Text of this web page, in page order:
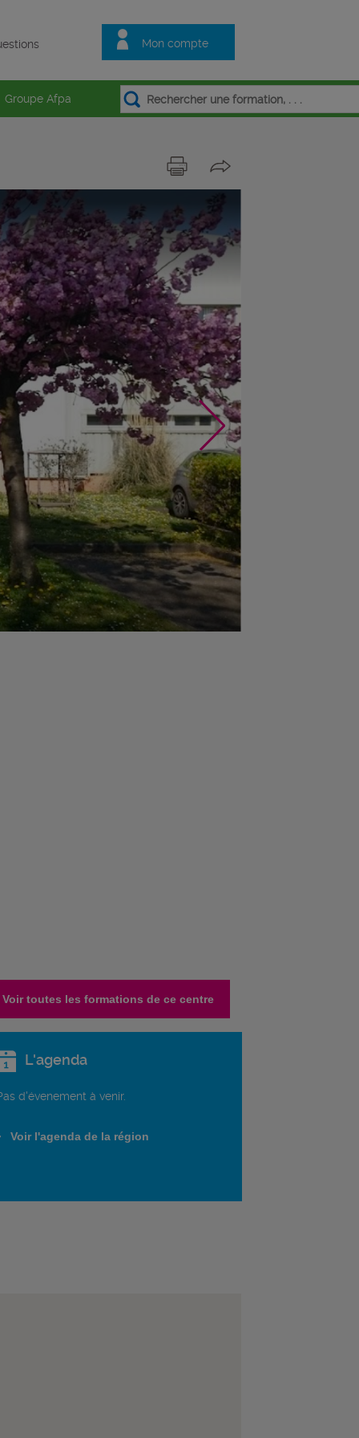
Mon compte
Groupe Afpa
Voir toutes les formations de ce centre
L'agenda
d'évenement à venir.
Voir l'agenda de la région